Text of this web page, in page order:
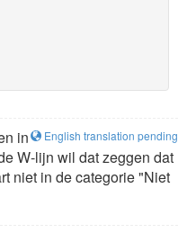
English translation pending
in
W-lijn wil dat zeggen dat
niet in de categorie "Niet